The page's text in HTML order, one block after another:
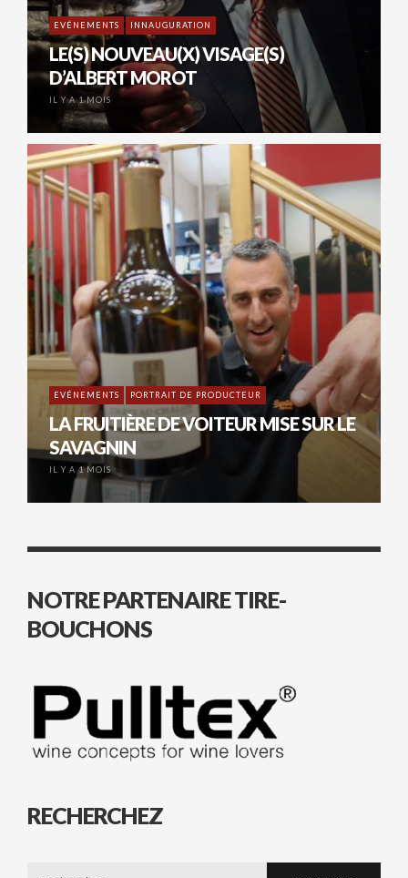
EVÉNEMENTS INNAUGURATION
LE(S) NOUVEAU(X) VISAGE(S)
D’ALBERT MOROT
IL Y A 1 MOIS
EVÉNEMENTS PORTRAIT DE PRODUCTEUR
LA FRUITIÈRE DE VOITEUR MISE SUR LE
SAVAGNIN
IL Y A 1 MOIS
NOTRE PARTENAIRE TIRE-
BOUCHONS
RECHERCHEZ